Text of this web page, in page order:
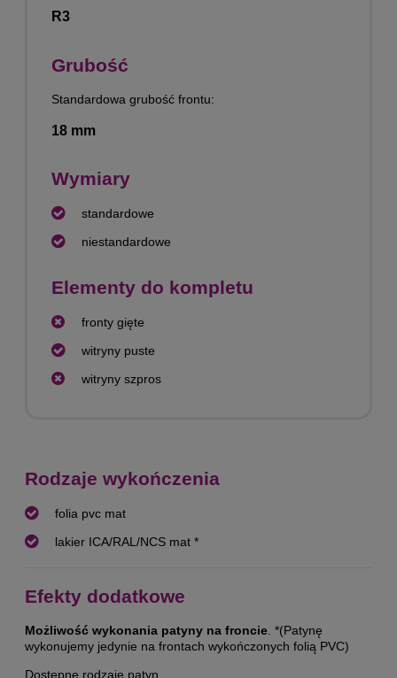
R3
Grubość
Standardowa grubość frontu:
18 mm
Wymiary
standardowe
niestandardowe
Elementy do kompletu
fronty gięte
witryny puste
witryny szpros
Rodzaje wykończenia
folia pvc mat
lakier ICA/RAL/NCS mat *
Efekty dodatkowe
Możliwość wykonania patyny na froncie . *(Patynę
wykonujemy jedynie na frontach wykończonych folią PVC)
Dostępne rodzaje patyn